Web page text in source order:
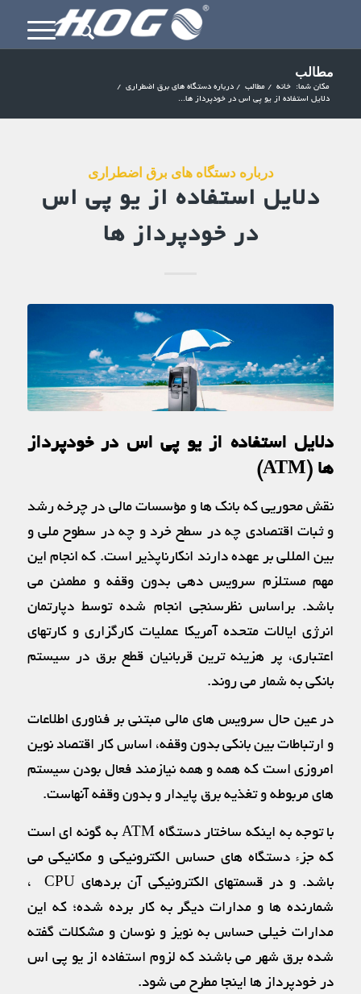
مطالب
مکان شما: خانه / مطالب / درباره دستگاه های برق اضطراری /
دلایل استفاده از یو پی اس در خودپرداز ها...
درباره دستگاه های برق اضطراری
دلایل استفاده از یو پی اس
در خودپرداز ها
دلایل استفاده از یو پی اس در خودپرداز
ها (ATM)
نقش محوريي كه بانك ها و مؤسسات مالي در چرخه رشد
و ثبات اقتصادي چه در سطح خرد و چه در سطوح ملي و
بين المللي بر عهده دارند انكارناپذير است. كه انجام اين
مهم مستلزم سرويس دهي بدون وقفه و مطمئن مي
باشد. براساس نظرسنجي انجام شده توسط دپارتمان
انرژي ايالات متحده آمريكا عمليات كارگزاري و كارتهاي
اعتباري، پر هزينه ترين قربانيان قطع برق در سيستم
بانكي به شمار مي روند.
در عين حال سرويس هاي مالي مبتني بر فناوري اطلاعات
و ارتباطات بين بانكي بدون وقفه، اساس كار اقتصاد نوين
امروزي است كه همه و همه نيازمند فعال بودن سيستم
هاي مربوطه و تغذيه برق پايدار و بدون وقفه آنهاست.
با توجه به اينكه ساختار دستگاه ATM به گونه اي است
كه جزء دستگاه هاي حساس الكترونيكي و مكانيكي مي
باشد. و در قسمتهاي الكترونيكي آن بردهاي ‍‍‍CPU ،
شمارنده ها و مدارات ديگر به كار برده شده؛ كه اين
مدارات خيلي حساس به نويز و نوسان و مشكلات گفته
شده برق شهر مي باشند كه لزوم استفاده از یو پی اس
در خودپرداز ها اينجا مطرح مي شود.